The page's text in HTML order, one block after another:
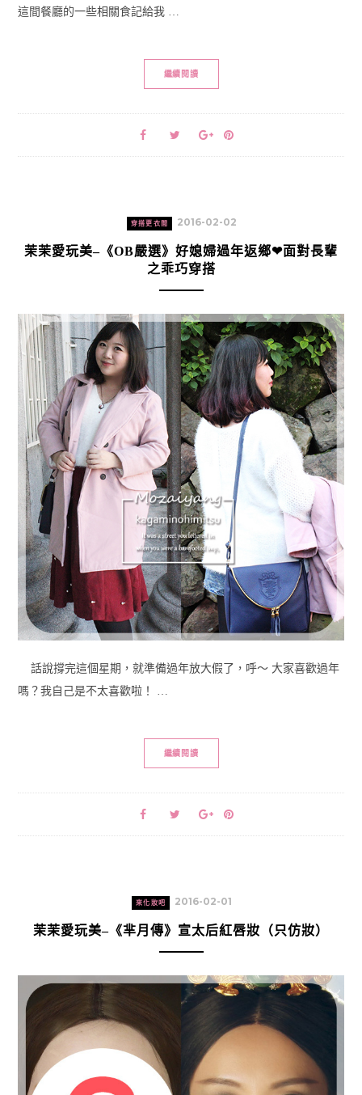
這間餐廳的一些相關食記給我 …
繼續閱讀
穿搭更衣間 2016-02-02
茉茉愛玩美–《OB嚴選》好媳婦過年返鄉❤面對長輩
之乖巧穿搭
話說撐完這個星期，就準備過年放大假了，呼～ 大家喜歡過年
嗎？我自己是不太喜歡啦！ …
繼續閱讀
來化妝吧 2016-02-01
茉茉愛玩美–《芈月傳》宣太后紅唇妝（只仿妝）